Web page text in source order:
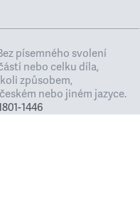
písemného svolení
nebo celku díla,
způsobem,
nebo jiném jazyce.
1446